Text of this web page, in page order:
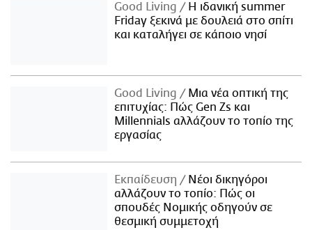
Good Living
Η ιδανική summer
Friday ξεκινά με δουλειά στο σπίτι
και καταλήγει σε κάποιο νησί
Good Living
Μια νέα οπτική της
επιτυχίας: Πώς Gen Zs και
Millennials αλλάζουν το τοπίο της
εργασίας
Εκπαίδευση
Νέοι δικηγόροι
αλλάζουν το τοπίο: Πώς οι
σπουδές Νομικής οδηγούν σε
θεσμική συμμετοχή